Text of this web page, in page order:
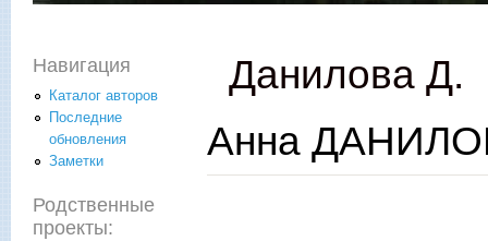
Данилова Д.
Анна
Навигация
Каталог авторов
Последние
обновления
Заметки
Родственные
проекты: